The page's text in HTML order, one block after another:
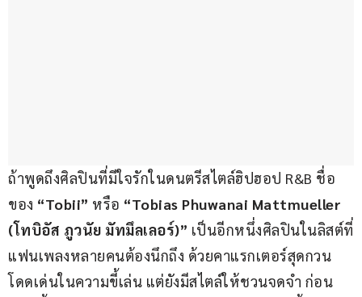
ถ้าพูดถึงศิลปินที่มีใจรักในดนตรีสไตล์ฮิปฮอป R&B ชื่อ
ของ “Tobii” หรือ “Tobias Phuwanai Mattmueller
(โทบิอัส ภูวนัย มัทมึลเลอร์)” เป็นอีกหนึ่งศิลปินในลิสต์ที่
แฟนเพลงหลายคนต้องนึกถึง ด้วยคาแรกเตอร์สุดกวน
โดดเด่นในความขี้เล่น แต่ยังมีสไตล์ให้ชวนจดจำ ก่อน